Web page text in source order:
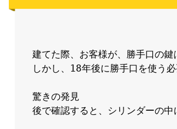
建てた際、お客様が、勝手口の
しかし、18年後に勝手口を使う
驚きの発見
後で確認すると、シリンダーの